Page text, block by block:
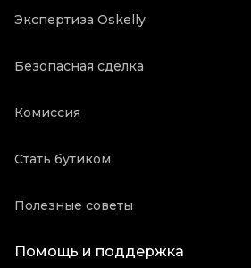
Экспертиза Oskelly
Безопасная сделка
Комиссия
Стать бутиком
Полезные советы
Помощь и поддержка